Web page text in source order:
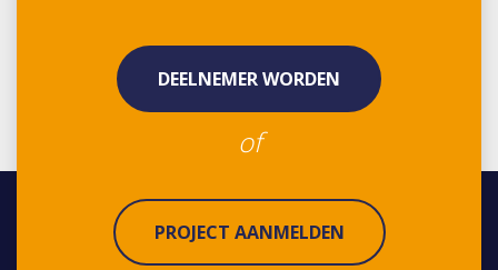
DEELNEMER WORDEN
of
PROJECT AANMELDEN